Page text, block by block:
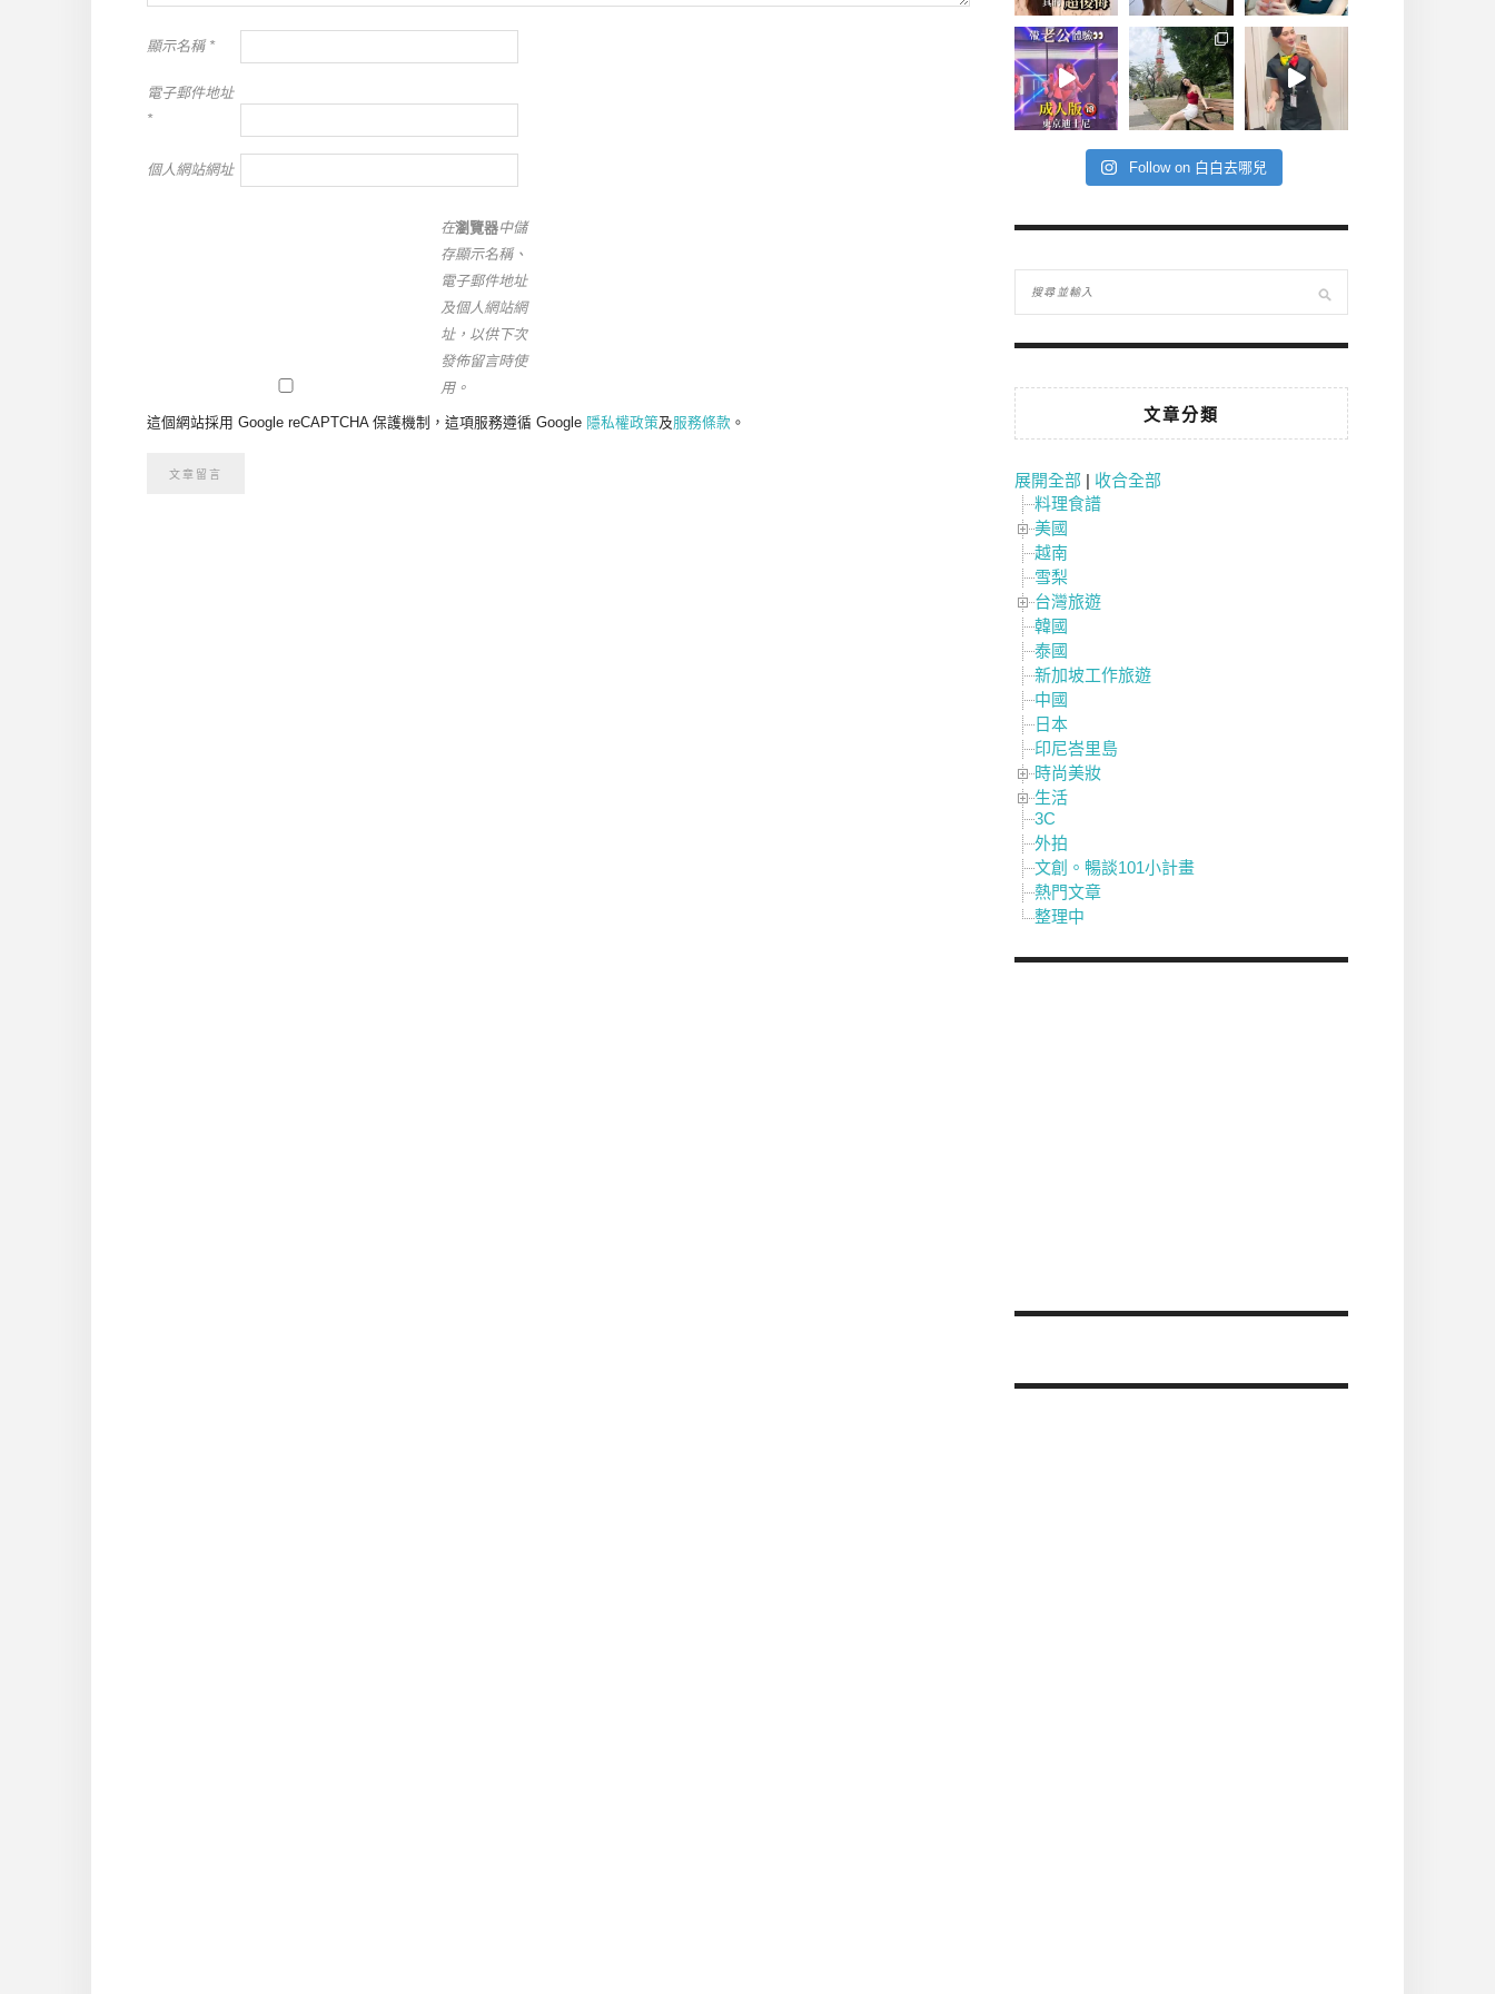
顯示名稱 *
電子郵件地址
*
個人網站網址
在瀏覽器中儲
存顯示名稱、
電子郵件地址
及個人網站網
址，以供下次
發佈留言時使
用。
這個網站採用 Google reCAPTCHA 保護機制，這項服務遵循 Google 隱私權政策及服務條款 。
Follow on 白白去哪兒
文章分類
展開全部 | 收合全部
料理食譜
美國
越南
雪梨
台灣旅遊
韓國
泰國
新加坡工作旅遊
中國
日本
印尼峇里島
時尚美妝
生活
3C
外拍
文創。暢談101小計畫
熱門文章
整理中